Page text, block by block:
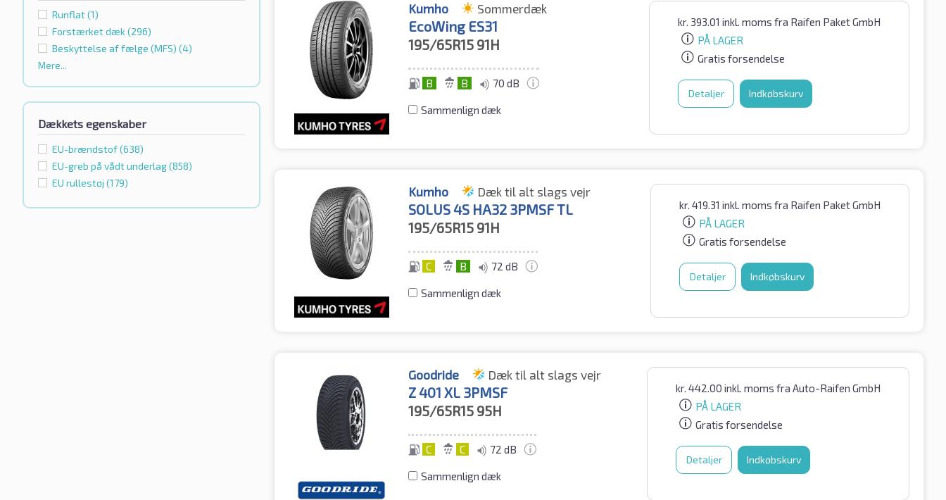
Runflat(1)
Forstærket dæk (296)
Beskyttelse af fælge (MFS) (4)
Mere...
Dækkets egenskaber
EU-brændstof(638)
EU-greb på vådt underlag(858)
EU rullestøj (179)
Kumho Sommerdæk
EcoWing ES31
195/65R15 91H
B B 70 dB
Sammenlign dæk
kr. 393.01 inkl. moms fra Raifen Paket GmbH
PÅ LAGER
Gratis forsendelse
Detaljer Indkøbskurv
Kumho Dæk til alt slags vejr
SOLUS 4S HA32 3PMSF TL
195/65R15 91H
C B 72 dB
Sammenlign dæk
kr. 419.31 inkl. moms fra Raifen Paket GmbH
PÅ LAGER
Gratis forsendelse
Detaljer Indkøbskurv
Goodride Dæk til alt slags vejr
Z 401 XL 3PMSF
195/65R15 95H
C C 72 dB
Sammenlign dæk
kr. 442.00 inkl. moms fra Auto-Raifen GmbH
PÅ LAGER
Gratis forsendelse
Detaljer Indkøbskurv